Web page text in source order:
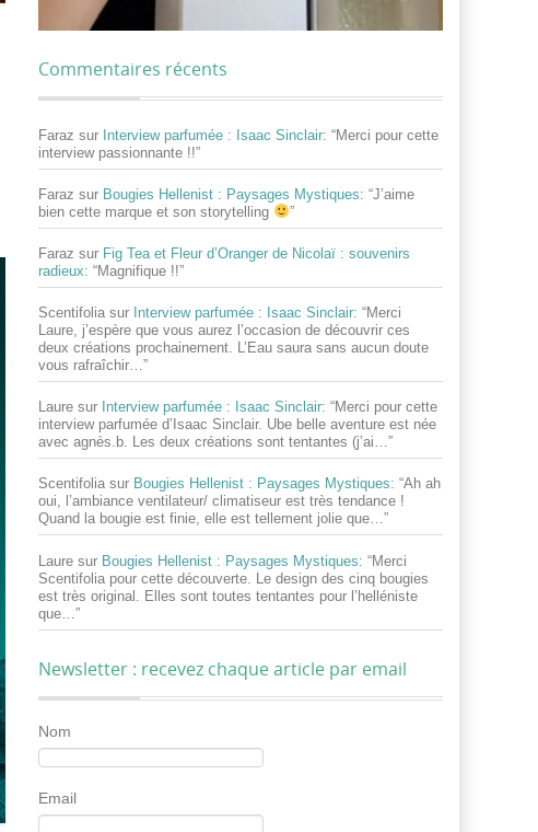
Commentaires récents
Faraz sur Interview parfumée : Isaac Sinclair: “Merci pour cette
interview passionnante !!”
Faraz sur Bougies Hellenist : Paysages Mystiques: “J’aime
bien cette marque et son storytelling
”
Faraz sur Fig Tea et Fleur d’Oranger de Nicolaï : souvenirs
radieux: “Magnifique !!”
Scentifolia sur Interview parfumée : Isaac Sinclair: “Merci
Laure, j’espère que vous aurez l’occasion de découvrir ces
deux créations prochainement. L’Eau saura sans aucun doute
vous rafraîchir…”
Laure sur Interview parfumée : Isaac Sinclair: “Merci pour cette
interview parfumée d’Isaac Sinclair. Ube belle aventure est née
avec agnès.b. Les deux créations sont tentantes (j’ai…”
Scentifolia sur Bougies Hellenist : Paysages Mystiques: “Ah ah
oui, l’ambiance ventilateur/ climatiseur est très tendance !
Quand la bougie est finie, elle est tellement jolie que…”
Laure sur Bougies Hellenist : Paysages Mystiques: “Merci
Scentifolia pour cette découverte. Le design des cinq bougies
est très original. Elles sont toutes tentantes pour l’helléniste
que… ”
Newsletter : recevez chaque article par email
Nom
Email